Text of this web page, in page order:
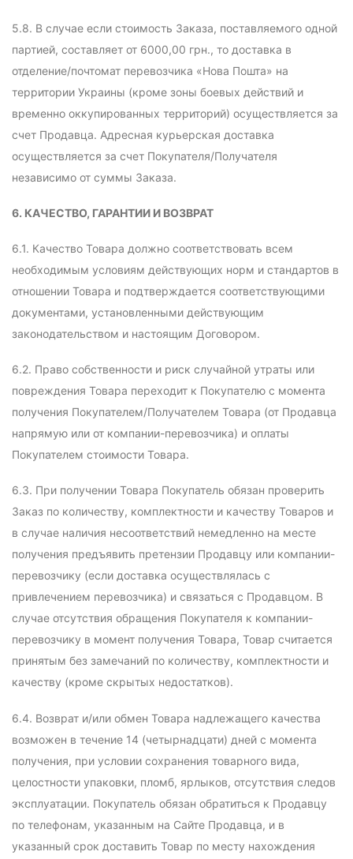
5.8. В случае если стоимость Заказа, поставляемого одной
партией, составляет от 6000,00 грн., то доставка в
отделение/почтомат перевозчика «Нова Пошта» на
территории Украины (кроме зоны боевых действий и
временно оккупированных территорий) осуществляется за
счет Продавца. Адресная курьерская доставка
осуществляется за счет Покупателя/Получателя
независимо от суммы Заказа.
6. КАЧЕСТВО, ГАРАНТИИ И ВОЗВРАТ
6.1. Качество Товара должно соответствовать всем
необходимым условиям действующих норм и стандартов в
отношении Товара и подтверждается соответствующими
документами, установленными действующим
законодательством и настоящим Договором.
6.2. Право собственности и риск случайной утраты или
повреждения Товара переходит к Покупателю с момента
получения Покупателем/Получателем Товара (от Продавца
напрямую или от компании-перевозчика) и оплаты
Покупателем стоимости Товара.
6.3. При получении Товара Покупатель обязан проверить
Заказ по количеству, комплектности и качеству Товаров и
в случае наличия несоответствий немедленно на месте
получения предъявить претензии Продавцу или компании-
перевозчику (если доставка осуществлялась с
привлечением перевозчика) и связаться с Продавцом. В
случае отсутствия обращения Покупателя к компании-
перевозчику в момент получения Товара, Товар считается
принятым без замечаний по количеству, комплектности и
качеству (кроме скрытых недостатков).
6.4. Возврат и/или обмен Товара надлежащего качества
возможен в течение 14 (четырнадцати) дней с момента
получения, при условии сохранения товарного вида,
целостности упаковки, пломб, ярлыков, отсутствия следов
эксплуатации. Покупатель обязан обратиться к Продавцу
по телефонам, указанным на Сайте Продавца, и в
указанный срок доставить Товар по месту нахождения